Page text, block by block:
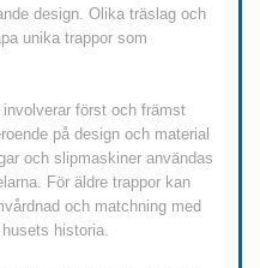
design. Olika träslag och
unika trappor som
först och främst
på design och material
och slipmaskiner användas
För äldre trappor kan
och matchning med
historia.